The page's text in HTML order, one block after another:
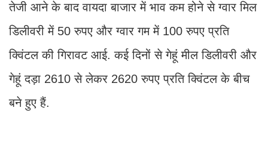
तेजी आने के बाद वायदा बाजार में भाव कम होने से ग्वार मिल
डिलीवरी में 50 रुपए और ग्वार गम में 100 रुपए प्रति
क्विंटल की गिरावट आई. कई दिनों से गेहूं मील डिलीवरी और
गेहूं दड़ा 2610 से लेकर 2620 रुपए प्रति क्विंटल के बीच
बने हुए हैं.